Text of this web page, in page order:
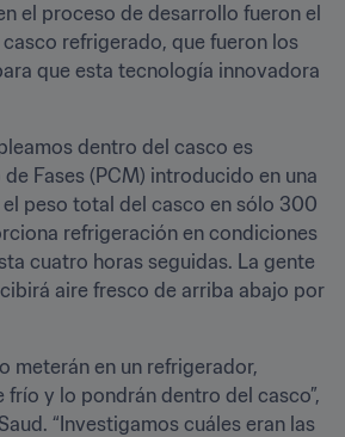
el proceso de desarrollo fueron el
refrigerado, que fueron los
que esta tecnología innovadora
dentro del casco es
Fases (PCM) introducido en una
el peso total del casco en sólo 300
refrigeración en condiciones
cuatro horas seguidas. La gente
aire fresco de arriba abajo por
meterán en un refrigerador,
y lo pondrán dentro del casco”,
“Investigamos cuáles eran las